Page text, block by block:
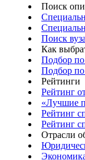
Поиск
Поиск
Как
Подбор
Подбор
Рейтинги
Рейтинг
«Лучшие
Рейтинг
Рейтинг
Отрасли